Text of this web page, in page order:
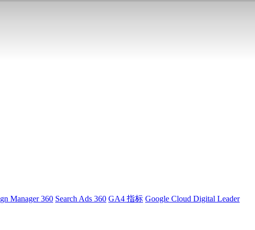
Manager 360 Search Ads 360 GA4 指标 Google Cloud Digital Leader